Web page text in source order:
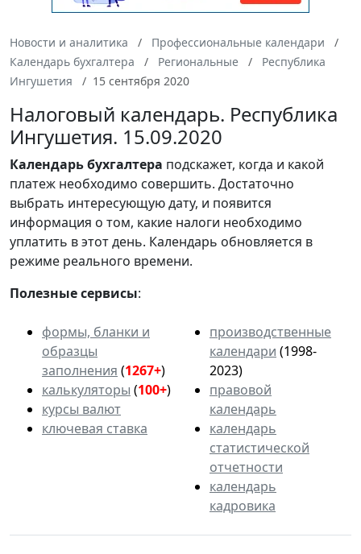
Новости и аналитика
Профессиональные календари
Календарь бухгалтера
Региональные
Республика
Ингушетия
15 сентября 2020
Налоговый календарь. Республика
Ингушетия. 15.09.2020
Календарьбухгалтера подскажет, когда и какой
платеж необходимо совершить. Достаточно
выбрать интересующую дату, и появится
информация о том, какие налоги необходимо
уплатить в этот день. Календарь обновляется в
режиме реального времени.
Полезные сервисы:
формы, бланки и
образцы
заполнения (1267+)
калькуляторы (100+)
курсы валют
ключевая ставка
производственные
календари (1998-
2023)
правовой
календарь
календарь
статистической
отчетности
календарь
кадровика